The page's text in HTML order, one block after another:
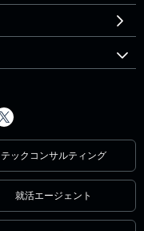
テックコンサルティング
就活エージェント